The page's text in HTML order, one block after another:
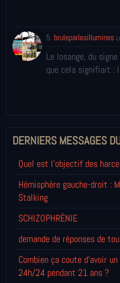
5. bruleparlesillumines
Le losange, du
que cela signifiait :
DERNIERS MESSAGES
Quel est l'objectif des
Hémisphère gauche-droit :
Stalking
SCHIZOPHRÈNIE
demande de réponses de
Combien ça coute d'avoir
24h/24 pendant 21 ans ?